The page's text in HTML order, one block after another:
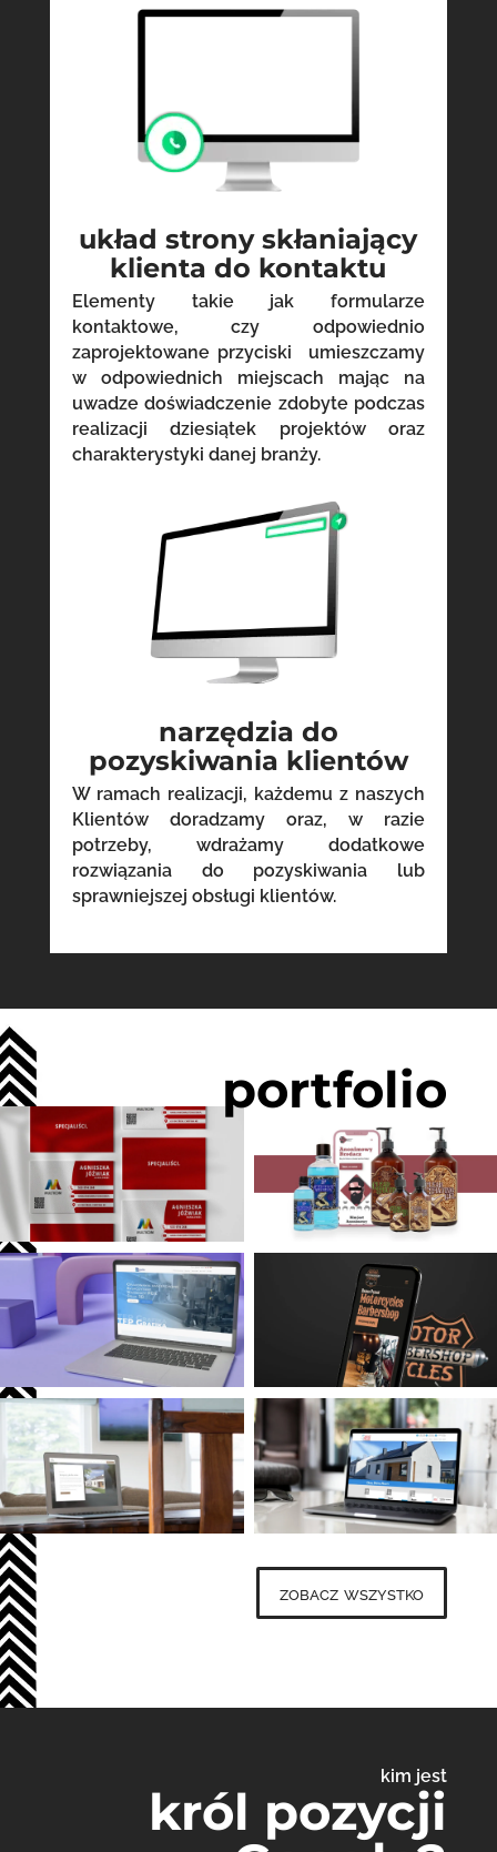
układ strony skłaniający
klienta do kontaktu
Elementy takie jak formularze
kontaktowe, czy odpowiednio
zaprojektowane przyciski umieszczamy
w odpowiednich miejscach mając na
uwadze doświadczenie zdobyte podczas
realizacji dziesiątek projektów oraz
charakterystyki danej branży.
narzędzia do
pozyskiwania klientów
W ramach realizacji, każdemu z naszych
Klientów doradzamy oraz, w razie
potrzeby, wdrażamy dodatkowe
rozwiązania do pozyskiwania lub
sprawniejszej obsługi klientów.
portfolio
zobacz wszystko
kim jest
król pozycji